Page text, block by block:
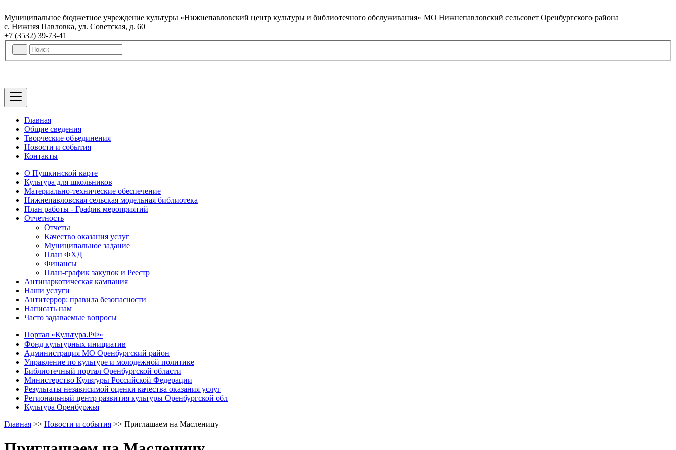
Муниципальное бюджетное учреждение культуры «Нижнепавловский центр культуры и библиотечного обслуживания» МО Нижнепавловский сельсовет Оренбургского района
с. Нижняя Павловка, ул. Советская, д. 60
+7 (3532) 39-73-41
Главная
Общие сведения
Творческие объединения
Новости и события
Контакты
О Пушкинской карте
Культура для школьников
Материально-технические обеспечение
Нижнепавловская сельская модельная библиотека
План работы - График мероприятий
Отчетность
Отчеты
Качество оказания услуг
Муниципальное задание
План ФХД
Финансы
План-график закупок и Реестр
Антинаркотическая кампания
Наши услуги
Антитеррор: правила безопасности
Написать нам
Часто задаваемые вопросы
Портал «Культура.РФ»
Фонд культурных инициатив
Администрация МО Оренбургский район
Управление по культуре и молодежной политике
Библиотечный портал Оренбургской области
Министерство Культуры Российской Федерации
Результаты независимой оценки качества оказания услуг
Региональный центр развития культуры Оренбургской обл
Культура Оренбуржья
Главная >> Новости и события >> Приглашаем на Масленицу